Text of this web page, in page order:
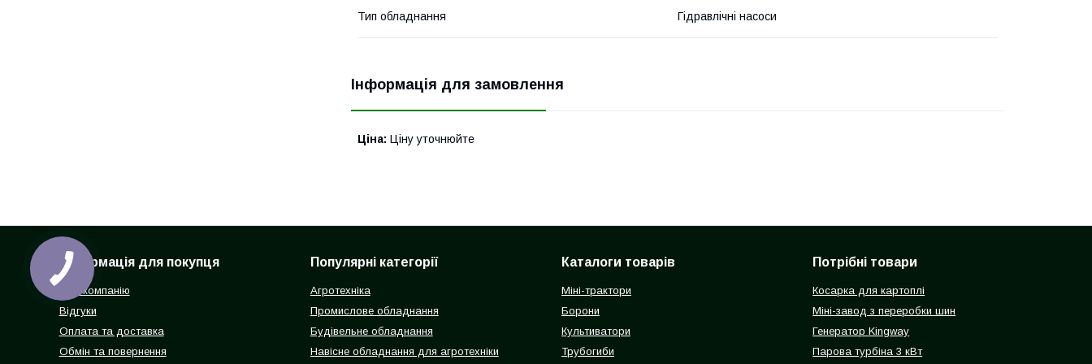
Тип обладнання Гідравлічні насоси
Інформація для замовлення
Ціна: Ціну уточнюйте
Інформація для покупця
Про компанію
Відгуки
Оплата та доставка
Обмін та повернення
Популярні категорії
Агротехніка
Промислове обладнання
Будівельне обладнання
Навісне обладнання для агротехніки
Каталоги товарів
Міні-трактори
Борони
Культиватори
Трубогиби
Потрібні товари
Косарка для картоплі
Міні-завод з переробки шин
Генератор Kingway
Парова турбіна 3 кВт